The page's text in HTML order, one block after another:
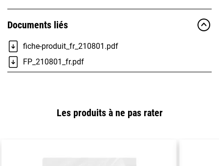
Documents liés
fiche-produit_fr_210801.pdf
FP_210801_fr.pdf
Les produits à ne pas rater